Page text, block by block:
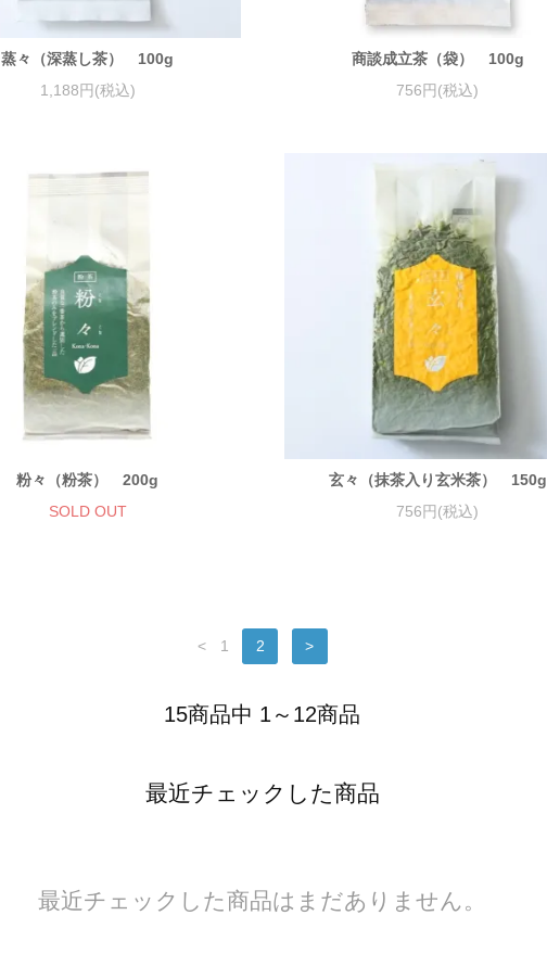
蒸々（深蒸し茶） 100g
1,188円(税込)
商談成立茶（袋） 100g
756円(税込)
粉々（粉茶） 200g
SOLD OUT
玄々（抹茶入り玄米茶） 150g
756円(税込)
< 1 2 >
15商品中 1～12商品
最近チェックした商品
最近チェックした商品はまだありません。